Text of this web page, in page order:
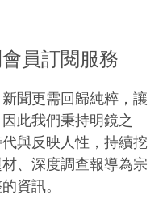
員訂閱服務
聞更需回歸純粹，讓
此我們秉持明鏡之
與反映人性，持續挖
、深度調查報導為宗
資訊。